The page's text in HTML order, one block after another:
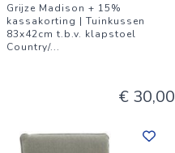
Grijze Madison + 15%
kassakorting | Tuinkussen
83x42cm t.b.v. klapstoel
Country/...
€ 30,00